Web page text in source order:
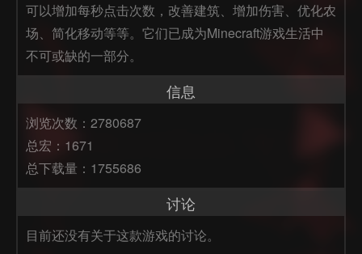
可以增加每秒点击次数，改善建筑、增加伤害、优化农
场、简化移动等等。它们已成为Minecraft游戏生活中
不可或缺的一部分。
信息
浏览次数：2780687
总宏：1671
总下载量：1755686
讨论
目前还没有关于这款游戏的讨论。